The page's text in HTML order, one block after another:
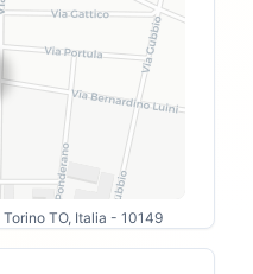
TO, Italia - 10149